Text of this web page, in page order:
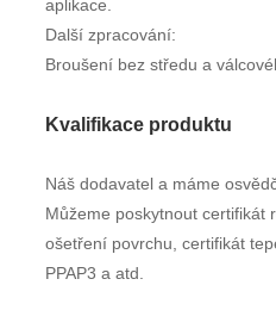
aplikace.
Další zpracování:
Broušení bez středu a
Kvalifikace produktu
Náš dodavatel a máme
Můžeme poskytnout certifikát
ošetření povrchu, certifikát
PPAP3 a atd.